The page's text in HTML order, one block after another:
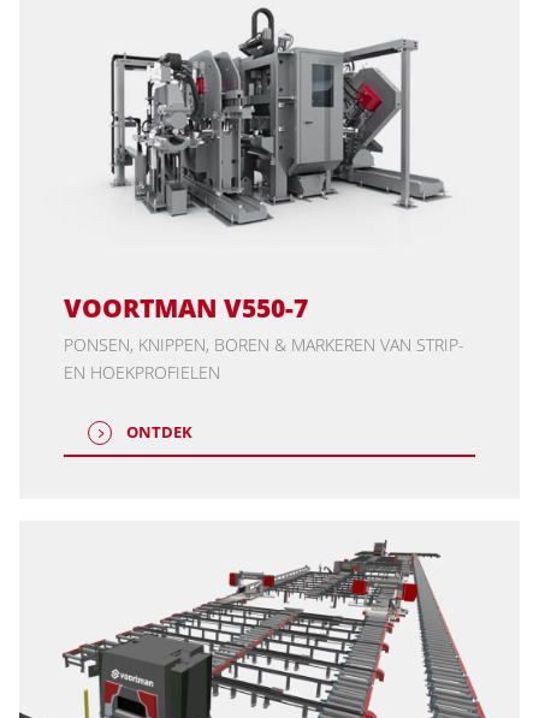
VOORTMAN V550-7
PONSEN, KNIPPEN, BOREN & MARKEREN VAN STRIP-
EN HOEKPROFIELEN
ONTDEK